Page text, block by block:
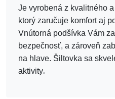
Je vyrobená z kvalitného
ktorý zaručuje komfort aj
Vnútorná podšívka Vám
bezpečnosť, a zároveň
na hlave. Šiltovka sa
aktivity.